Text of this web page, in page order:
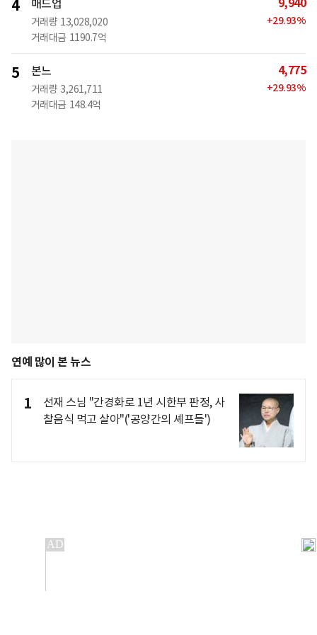
4 매드업
거래량 13,028,020
거래대금 1190.7억
9,940
+29.93%
5 본느
거래량 3,261,711
거래대금 148.4억
4,775
+29.93%
연예 많이 본 뉴스
1
선재 스님 "간경화로 1년 시한부 판정, 사
찰음식 먹고 살아"('공양간의 셰프들')